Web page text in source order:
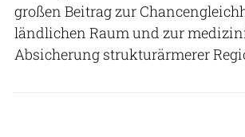
großen Beitrag zur
ländlichen Raum und zur
Absicherung strukturärmerer